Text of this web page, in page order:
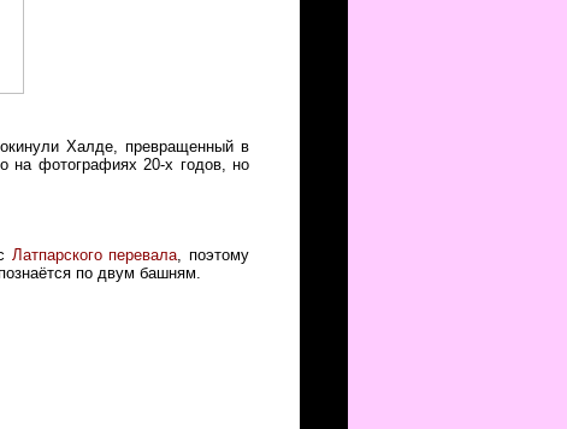
Халде, превращенный в
на фотографиях 20-х годов, но
Латпарского перевала , поэтому
по двум башням.